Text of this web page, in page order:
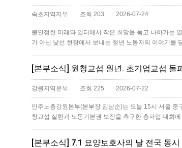
속초지역지부 | 조회 203 | 2026-07-24
불안정한 미래와 일터에서 작은 희망을 품고 나아가는
가 아닌 낯선 현장에서 보내는 청년 노동자의 이야기를
강원지역본부 | 조회 225 | 2026-07-22
민주노총강원본부(본부장 김남순)는 오늘 15시 서울
청교섭 실현과 노동기본권 보장을 촉구한 총파업 대회
[본부소식] 7.1 요양보호사의 날 전국 동시